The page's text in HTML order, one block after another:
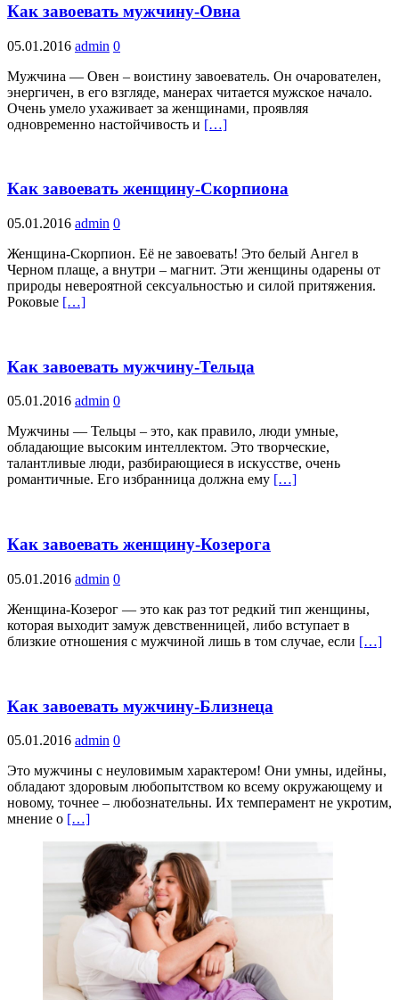
Как завоевать мужчину-Овна
05.01.2016 admin 0
Мужчина — Овен – воистину завоеватель. Он очарователен,
энергичен, в его взгляде, манерах читается мужское начало.
Очень умело ухаживает за женщинами, проявляя
одновременно настойчивость и […]
Как завоевать женщину-Скорпиона
05.01.2016 admin 0
Женщина-Скорпион. Её не завоевать! Это белый Ангел в
Черном плаще, а внутри – магнит. Эти женщины одарены от
природы невероятной сексуальностью и силой притяжения.
Роковые […]
Как завоевать мужчину-Тельца
05.01.2016 admin 0
Мужчины — Тельцы – это, как правило, люди умные,
обладающие высоким интеллектом. Это творческие,
талантливые люди, разбирающиеся в искусстве, очень
романтичные. Его избранница должна ему […]
Как завоевать женщину-Козерога
05.01.2016 admin 0
Женщина-Козерог — это как раз тот редкий тип женщины,
которая выходит замуж девственницей, либо вступает в
близкие отношения с мужчиной лишь в том случае, если […]
Как завоевать мужчину-Близнеца
05.01.2016 admin 0
Это мужчины с неуловимым характером! Они умны, идейны,
обладают здоровым любопытством ко всему окружающему и
новому, точнее – любознательны. Их темперамент не укротим,
мнение о […]